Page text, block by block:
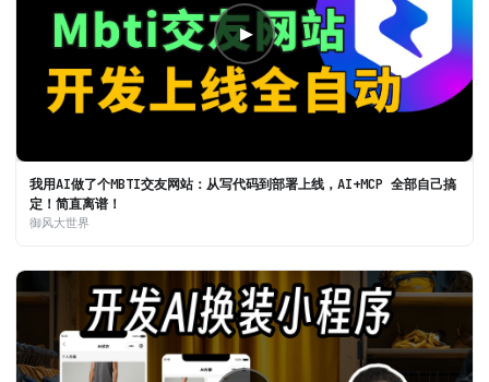
▶
我用AI做了个MBTI交友网站：从写代码到部署上线，AI+MCP 全部自己搞
定！简直离谱！
御风大世界